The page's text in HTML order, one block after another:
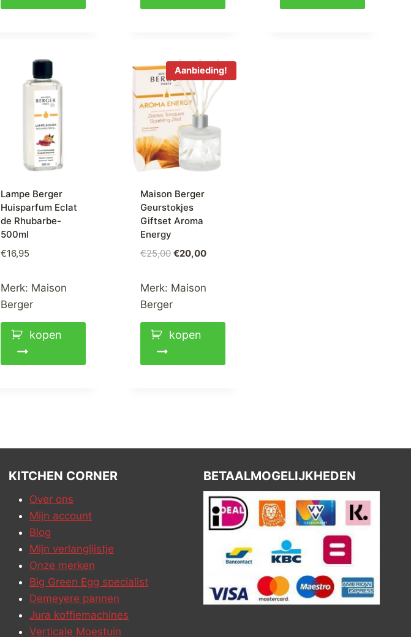
Lampe Berger
Huisparfum Eclat
de Rhubarbe-
500ml
€16,95
Merk: Maison
Berger
kopen
Aanbieding!
Maison Berger
Geurstokjes
Giftset Aroma
Energy
€25,00 Oorspronkelijke
was:
€20,00Huidige
Merk: Maison
Berger
kopen
KITCHEN CORNER
Over ons
Mijn account
Blog
Mijn verlanglijstje
Onze merken
Big Green Egg specialist
Demeyere pannen
Jura koffiemachines
Verticale Moestuin
BETAALMOGELIJKHEDEN